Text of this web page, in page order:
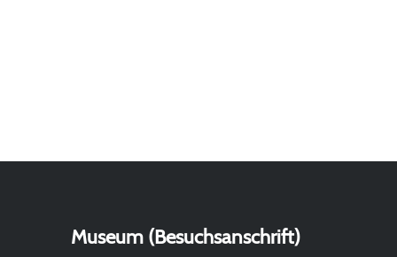
Museum (Besuchsanschrift)